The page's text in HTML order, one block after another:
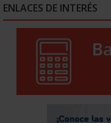
ENLACES DE INTERÉS